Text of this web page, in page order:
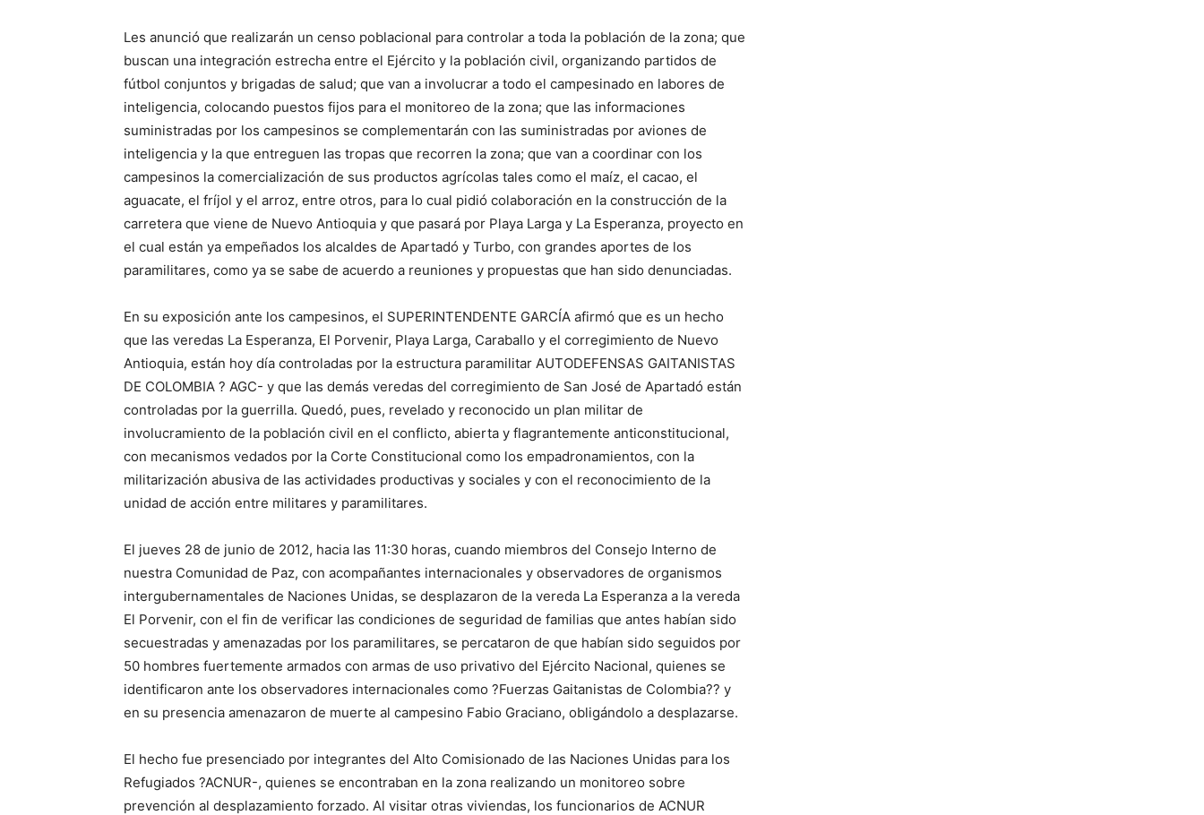
Les anunció que realizarán un censo poblacional para controlar a toda la población de la zona; que
buscan una integración estrecha entre el Ejército y la población civil, organizando partidos de
fútbol conjuntos y brigadas de salud; que van a involucrar a todo el campesinado en labores de
inteligencia, colocando puestos fijos para el monitoreo de la zona; que las informaciones
suministradas por los campesinos se complementarán con las suministradas por aviones de
inteligencia y la que entreguen las tropas que recorren la zona; que van a coordinar con los
campesinos la comercialización de sus productos agrícolas tales como el maíz, el cacao, el
aguacate, el fríjol y el arroz, entre otros, para lo cual pidió colaboración en la construcción de la
carretera que viene de Nuevo Antioquia y que pasará por Playa Larga y La Esperanza, proyecto en
el cual están ya empeñados los alcaldes de Apartadó y Turbo, con grandes aportes de los
paramilitares, como ya se sabe de acuerdo a reuniones y propuestas que han sido denunciadas.
En su exposición ante los campesinos, el SUPERINTENDENTE GARCÍA afirmó que es un hecho
que las veredas La Esperanza, El Porvenir, Playa Larga, Caraballo y el corregimiento de Nuevo
Antioquia, están hoy día controladas por la estructura paramilitar AUTODEFENSAS GAITANISTAS
DE COLOMBIA ? AGC- y que las demás veredas del corregimiento de San José de Apartadó están
controladas por la guerrilla. Quedó, pues, revelado y reconocido un plan militar de
involucramiento de la población civil en el conflicto, abierta y flagrantemente anticonstitucional,
con mecanismos vedados por la Corte Constitucional como los empadronamientos, con la
militarización abusiva de las actividades productivas y sociales y con el reconocimiento de la
unidad de acción entre militares y paramilitares.
El jueves 28 de junio de 2012, hacia las 11:30 horas, cuando miembros del Consejo Interno de
nuestra Comunidad de Paz, con acompañantes internacionales y observadores de organismos
intergubernamentales de Naciones Unidas, se desplazaron de la vereda La Esperanza a la vereda
El Porvenir, con el fin de verificar las condiciones de seguridad de familias que antes habían sido
secuestradas y amenazadas por los paramilitares, se percataron de que habían sido seguidos por
50 hombres fuertemente armados con armas de uso privativo del Ejército Nacional, quienes se
identificaron ante los observadores internacionales como ?Fuerzas Gaitanistas de Colombia?? y
en su presencia amenazaron de muerte al campesino Fabio Graciano, obligándolo a desplazarse.
El hecho fue presenciado por integrantes del Alto Comisionado de las Naciones Unidas para los
Refugiados ?ACNUR-, quienes se encontraban en la zona realizando un monitoreo sobre
prevención al desplazamiento forzado. Al visitar otras viviendas, los funcionarios de ACNUR